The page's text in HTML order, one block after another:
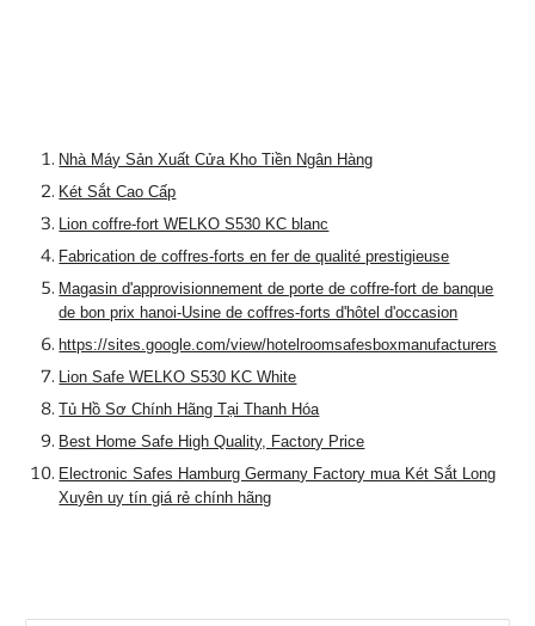
Nhà Máy Sản Xuất Cửa Kho Tiền Ngân Hàng
Két Sắt Cao Cấp
Lion coffre-fort WELKO S530 KC blanc
Fabrication de coffres-forts en fer de qualité prestigieuse
Magasin d'approvisionnement de porte de coffre-fort de banque
de bon prix hanoi-Usine de coffres-forts d'hôtel d'occasion
https://sites.google.com/view/hotelroomsafesboxmanufacturers
Lion Safe WELKO S530 KC White
Tủ Hồ Sơ Chính Hãng Tại Thanh Hóa
Best Home Safe High Quality, Factory Price
Electronic Safes Hamburg Germany Factory mua Két Sắt Long
Xuyên uy tín giá rẻ chính hãng